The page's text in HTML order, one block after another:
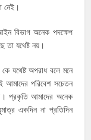
নেই।
বিভাগ অনেক পদক্ষেপ
তা যথেষ্ট নয়।
যথেষ্ট অপরাধ বলে মনে
আমাদের পরিবেশ সচেতন
প্রকৃতি আমাদের অনেক
একদিন না প্রতিদিন